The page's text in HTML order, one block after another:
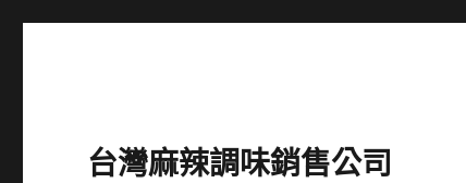
台灣麻辣調味銷售公司